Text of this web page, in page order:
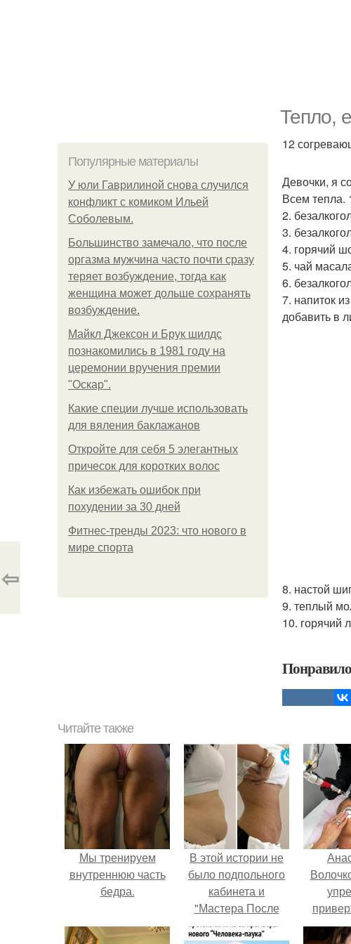
Тепло,
Популярные материалы
У юли Гаврилиной снова случился
конфликт с комиком Ильей
Соболевым.
Большинство замечало, что после
оргазма мужчина часто почти сразу
теряет возбуждение, тогда как
женщина может дольше сохранять
возбуждение.
Майкл Джексон и Брук шилдс
познакомились в 1981 году на
церемонии вручения премии
"Оскар".
Какие специи лучше использовать
для вяления баклажанов
Откройте для себя 5 элегантных
причесок для коротких волос
Как избежать ошибок при
похудении за 30 дней
Фитнес-тренды 2023: что нового в
мире спорта
12
Девочки, я
Всем тепла.
2.
3.
4. горячий
5. чай
6.
7. напиток
добавить в
8. настой
9. теплый
10. горячий
⇦
Читайте также
Мы тренируем
внутреннюю часть
бедра.
В этой истории не
было подпольного
кабинета и
"Мастера После
Двухнедельных